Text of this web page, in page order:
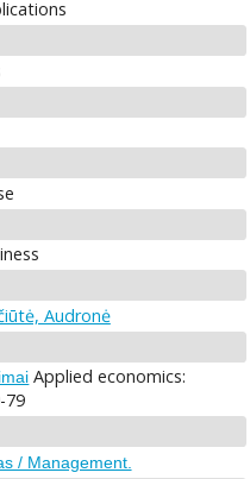
Audronė
Applied economics:
79
/ Management.